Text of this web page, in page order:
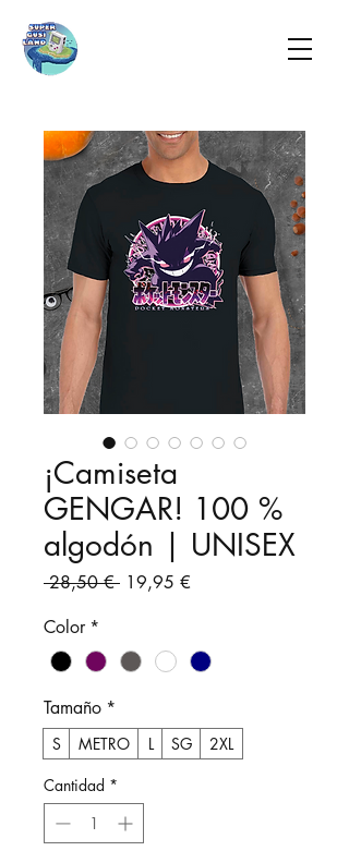
¡Camiseta
GENGAR! 100 %
algodón | UNISEX
28,50 € Precio
19,95 €
Color *
Tamaño *
S METRO L SG
2XL
Cantidad *